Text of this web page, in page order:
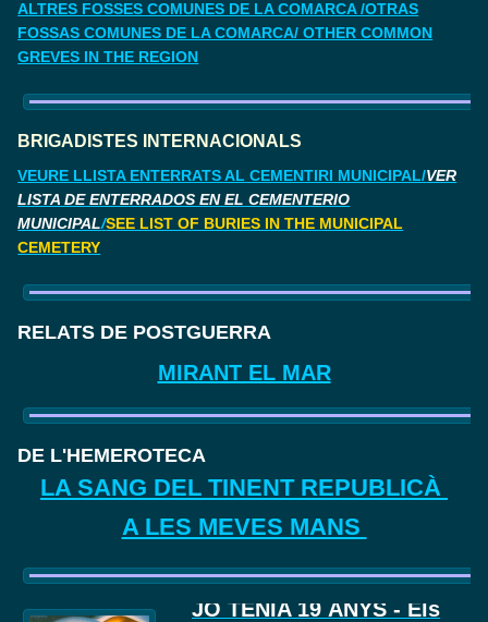
ALTRES FOSSES COMUNES DE LA COMARCA /OTRAS
FOSSAS COMUNES DE LA COMARCA/ OTHER COMMON
GREVES IN THE REGION
BRIGADISTES INTERNACIONALS
VEURE LLISTA ENTERRATS AL CEMENTIRI MUNICIPAL/VER
LISTA DE ENTERRADOS EN EL CEMENTERIO
MUNICIPAL/SEE LIST OF BURIES IN THE MUNICIPAL
CEMETERY
RELATS DE POSTGUERRA
MIRANT EL MAR
DE L'HEMEROTECA
LA SANG DEL TINENT REPUBLICÀ
A LES MEVES MANS
JO TENIA 19 ANYS - Els